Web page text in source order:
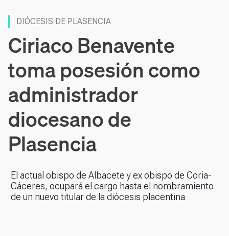
DIÓCESIS DE PLASENCIA
Ciriaco Benavente
toma posesión como
administrador
diocesano de
Plasencia
El actual obispo de Albacete y ex obispo de Coria-
Cáceres, ocupará el cargo hasta el nombramiento
de un nuevo titular de la diócesis placentina